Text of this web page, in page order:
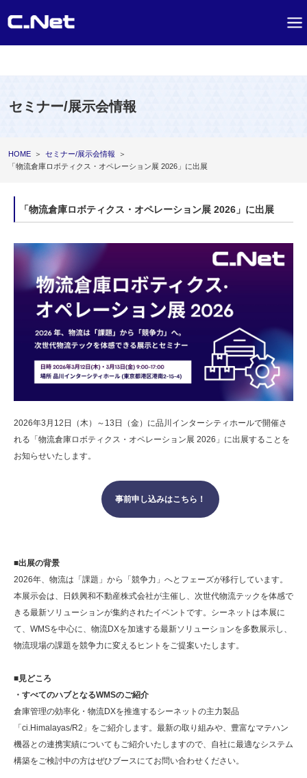
セミナー/展示会情報
HOME ＞ セミナー/展示会情報
＞
「物流倉庫ロボティクス・オペレーション展 2026」に出展
「物流倉庫ロボティクス・オペレーション展 2026」に出展
2026年3月12日（木）～13日（金）に品川インターシティホールで開催さ
れる「物流倉庫ロボティクス・オペレーション展 2026」に出展することを
お知らせいたします。
事前申し込みはこちら！
■出展の背景
2026年、物流は「課題」から「競争力」へとフェーズが移行しています。
本展示会は、日鉄興和不動産株式会社が主催し、次世代物流テックを体感で
きる最新ソリューションが集約されたイベントです。シーネットは本展に
て、WMSを中心に、物流DXを加速する最新ソリューションを多数展示し、
物流現場の課題を競争力に変えるヒントをご提案いたします。
■見どころ
・すべてのハブとなるWMSのご紹介
倉庫管理の効率化・物流DXを推進するシーネットの主力製品
「ci.Himalayas/R2」をご紹介します。最新の取り組みや、豊富なマテハン
機器との連携実績についてもご紹介いたしますので、自社に最適なシステム
構築をご検討中の方はぜひブースにてお問い合わせください。